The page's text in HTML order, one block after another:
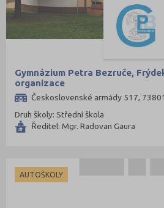
Gymnázium Petra Bezruče,
organizace
Československé armády 517,
Druh školy: Střední škola
Ředitel: Mgr. Radovan Gaura
AUTOŠKOLY